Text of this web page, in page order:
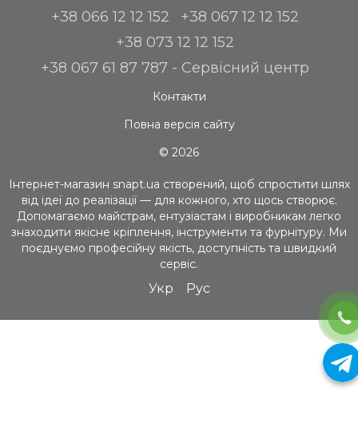
+38 066 12 12 152
+38 067 12 12 152
+38 073 12 12 152
+38 067 61 87 787 - Сервісний центр
Контакти
Повна версія сайту
© 2026
Інтернет-магазин snapt.ua створений, щоб спростити шлях
від ідеї до реалізації — для кожного, хто щось створює.
Допомагаємо майстрам, ентузіастам і виробникам легко
знаходити якісне кріплення, інструменти та фурнітуру. Ми
поєднуємо професійну якість, доступність та швидкий
сервіс.
Укр Рус